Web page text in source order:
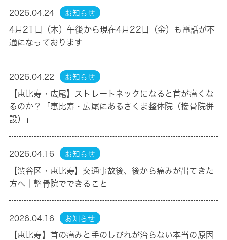
2026.04.24 お知らせ
4月21日（木）午後から現在4月22日（金）も電話が不
通になっております
2026.04.22 お知らせ
【恵比寿・広尾】ストレートネックになると首が痛くな
るのか？「恵比寿・広尾にあるさくま整体院（接骨院併
設）」
2026.04.16 お知らせ
【渋谷区・恵比寿】交通事故後、後から痛みが出てきた
方へ｜整骨院でできること
2026.04.16 お知らせ
【恵比寿】首の痛みと手のしびれが治らない本当の原因